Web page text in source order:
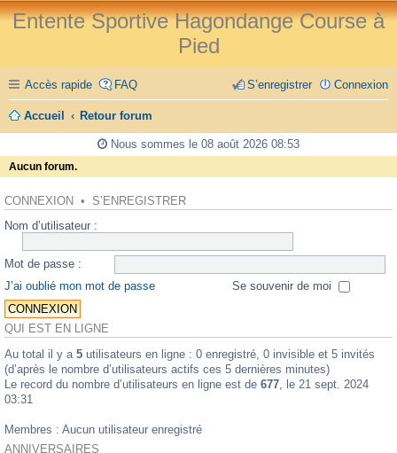
Entente Sportive Hagondange Course à
Pied
Accès rapide FAQ Connexion
S’enregistrer
Accueil Retour forum
Nous sommes le 08 août 2026 08:53
Aucun forum.
CONNEXION • S’ENREGISTRER
Nom d’utilisateur :
Mot de passe :
J’ai oublié mon mot de passe
Se souvenir de moi
QUI EST EN LIGNE
Au total il y a 5 utilisateurs en ligne : 0 enregistré, 0 invisible et 5 invités
(d’après le nombre d’utilisateurs actifs ces 5 dernières minutes)
Le record du nombre d’utilisateurs en ligne est de 677, le 21 sept. 2024
03:31
Membres : Aucun utilisateur enregistré
ANNIVERSAIRES